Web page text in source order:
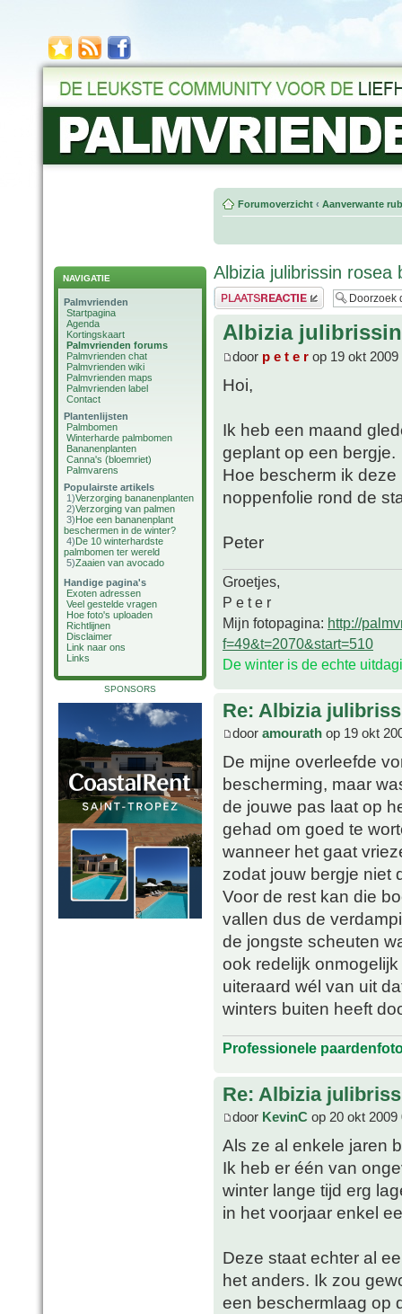
NAVIGATIE
Palmvrienden
Startpagina
Agenda
Kortingskaart
Palmvrienden forums
Palmvrienden chat
Palmvrienden wiki
Palmvrienden maps
Palmvrienden label
Contact
Plantenlijsten
Palmbomen
Winterharde palmbomen
Bananenplanten
Canna's (bloemriet)
Palmvarens
Populairste artikels
1)Verzorging bananenplanten
2)Verzorging van palmen
3)Hoe een bananenplant
beschermen in de winter?
4)De 10 winterhardste
palmbomen ter wereld
5)Zaaien van avocado
Handige pagina's
Exoten adressen
Veel gestelde vragen
Hoe foto's uploaden
Richtlijnen
Disclaimer
Link naar ons
Links
SPONSORS
Forumoverzicht ‹ Aanverwante
Albizia julibrissin rosea
Plaats een reactie
Albizia
door p e t e r op 19 okt 2009
Hoi,
Ik heb een maand
geplant op een bergje.
Hoe bescherm ik
noppenfolie rond de
Peter
Groetjes,
P e t e r
Mijn fotopagina: http://
f=49&t=2070&start=510
De winter is de echte
Re: Albizia
door amourath op 19 okt
De mijne overleefde
bescherming, maar
de jouwe pas laat op
gehad om goed te
wanneer het gaat
zodat jouw bergje niet
Voor de rest kan die
vallen dus de
de jongste scheuten
ook redelijk
uiteraard wél van uit
winters buiten heeft
Professionele
Re: Albizia
door KevinC op 20 okt 2009
Als ze al enkele jaren
Ik heb er één van
winter lange tijd erg
in het voorjaar enkel
Deze staat echter al
het anders. Ik zou
een beschermlaag op